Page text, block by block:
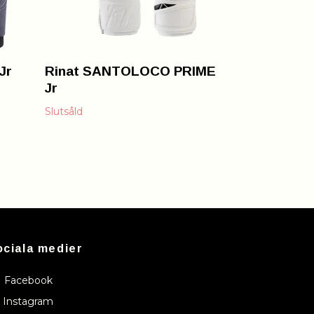
Rinat SANTOLOCO PRIME
Jr
Slutsåld
medier
Facebook
Instagram